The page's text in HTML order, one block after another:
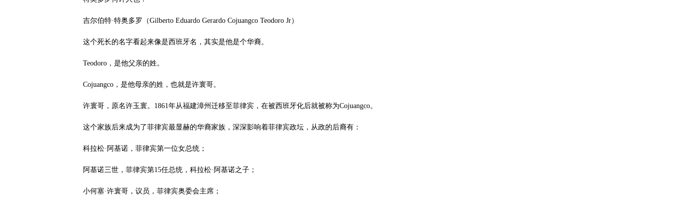
吉尔伯特·特奥多罗（Gilberto Eduardo Gerardo Cojuangco Teodoro Jr）
这个死长的名字看起来像是西班牙名，其实是他是个华裔。
Teodoro，是他父亲的姓。
Cojuangco，是他母亲的姓，也就是许寰哥。
许寰哥，原名许玉寰。1861年从福建漳州迁移至菲律宾，在被西班牙化后就被称为Cojuangco。
这个家族后来成为了菲律宾最显赫的华裔家族，深深影响着菲律宾政坛，从政的后裔有：
科拉松·阿基诺，菲律宾第一位女总统；
阿基诺三世，菲律宾第15任总统，科拉松·阿基诺之子；
小何塞·许寰哥，议员，菲律宾奥委会主席；